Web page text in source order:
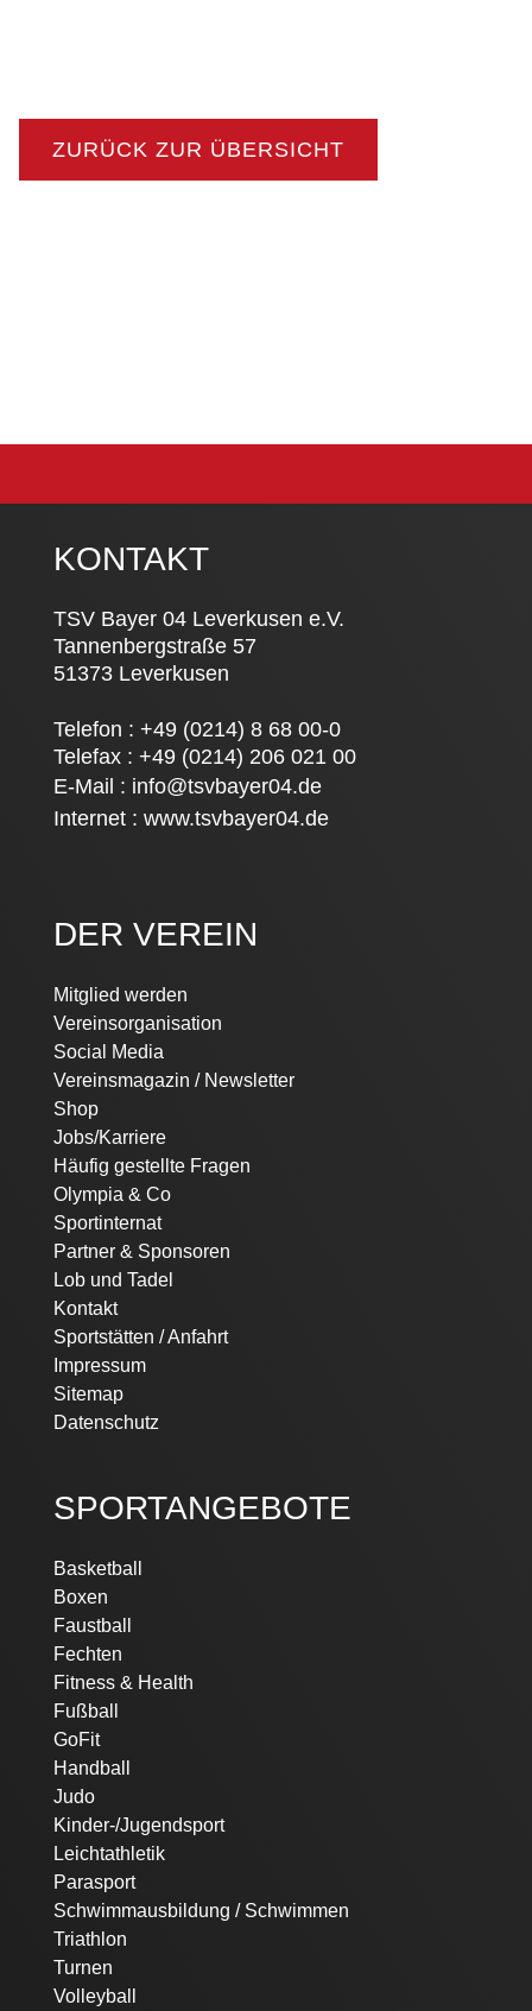
ZURÜCK ZUR ÜBERSICHT
KONTAKT
TSV Bayer 04 Leverkusen e.V.
Tannenbergstraße 57
51373 Leverkusen
Telefon : +49 (0214) 8 68 00-0
Telefax : +49 (0214) 206 021 00
E-Mail : info@tsvbayer04.de
Internet : www.tsvbayer04.de
DER VEREIN
Navigation
überspringen
Mitglied werden
Vereinsorganisation
Social Media
Vereinsmagazin / Newsletter
Shop
Jobs/Karriere
Häufig gestellte Fragen
Olympia & Co
Sportinternat
Partner & Sponsoren
Lob und Tadel
Kontakt
Sportstätten / Anfahrt
Impressum
Sitemap
Datenschutz
SPORTANGEBOTE
Navigation
überspringen
Basketball
Boxen
Faustball
Fechten
Fitness & Health
Fußball
GoFit
Handball
Judo
Kinder-/Jugendsport
Leichtathletik
Parasport
Schwimmausbildung / Schwimmen
Triathlon
Turnen
Volleyball